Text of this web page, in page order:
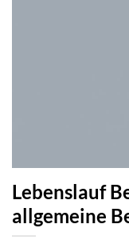
Lebenslauf
allgemeine